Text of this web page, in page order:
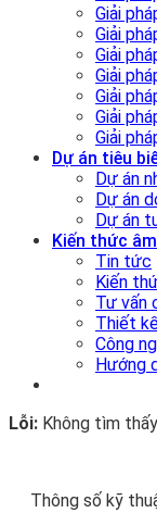
Giải
Giải
Giải
Giải
Giải
Giải
Giải
Dự án tiêu
Dự án
Dự án
Dự án
Kiến thức
Tin tức
Kiến
Tư vấn
Thiết
Công
Hướng
Lỗi: Không tìm
Thông số kỹ